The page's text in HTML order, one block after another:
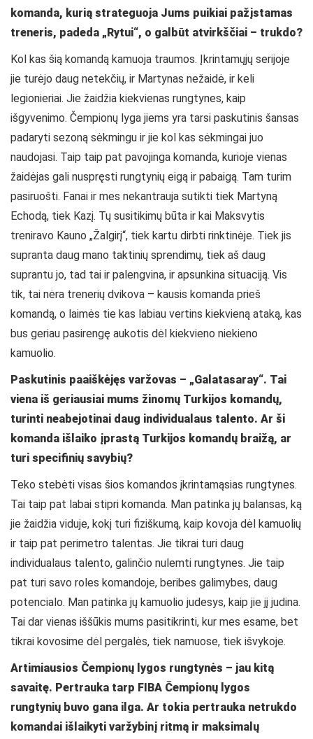
komanda, kurią strateguoja Jums puikiai pažįstamas
treneris, padeda „Rytui“, o galbūt atvirkščiai – trukdo?
Kol kas šią komandą kamuoja traumos. Įkrintamųjų serijoje
jie turėjo daug netekčių, ir Martynas nežaidė, ir keli
legionieriai. Jie žaidžia kiekvienas rungtynes, kaip
išgyvenimo. Čempionų lyga jiems yra tarsi paskutinis šansas
padaryti sezoną sėkmingu ir jie kol kas sėkmingai juo
naudojasi. Taip taip pat pavojinga komanda, kurioje vienas
žaidėjas gali nuspręsti rungtynių eigą ir pabaigą. Tam turim
pasiruošti. Fanai ir mes nekantrauja sutikti tiek Martyną
Echodą, tiek Kazį. Tų susitikimų būta ir kai Maksvytis
treniravo Kauno „Žalgirį“, tiek kartu dirbti rinktinėje. Tiek jis
supranta daug mano taktinių sprendimų, tiek aš daug
suprantu jo, tad tai ir palengvina, ir apsunkina situaciją. Vis
tik, tai nėra trenerių dvikova – kausis komanda prieš
komandą, o laimės tie kas labiau vertins kiekvieną ataką, kas
bus geriau pasirengę aukotis dėl kiekvieno niekieno
kamuolio.
Paskutinis paaiškėjęs varžovas – „Galatasaray“. Tai
viena iš geriausiai mums žinomų Turkijos komandų,
turinti neabejotinai daug individualaus talento. Ar ši
komanda išlaiko įprastą Turkijos komandų braižą, ar
turi specifinių savybių?
Teko stebėti visas šios komandos įkrintamąsias rungtynes.
Tai taip pat labai stipri komanda. Man patinka jų balansas, ką
jie žaidžia viduje, kokį turi fiziškumą, kaip kovoja dėl kamuolių
ir taip pat perimetro talentas. Jie tikrai turi daug
individualaus talento, galinčio nulemti rungtynes. Jie taip
pat turi savo roles komandoje, beribes galimybes, daug
potencialo. Man patinka jų kamuolio judesys, kaip jie jį judina.
Tai dar vienas iššūkis mums pasitikrinti, kur mes esame, bet
tikrai kovosime dėl pergalės, tiek namuose, tiek išvykoje.
Artimiausios Čempionų lygos rungtynės – jau kitą
savaitę. Pertrauka tarp FIBA Čempionų lygos
rungtynių buvo gana ilga. Ar tokia pertrauka netrukdo
komandai išlaikyti varžybinį ritmą ir maksimalų